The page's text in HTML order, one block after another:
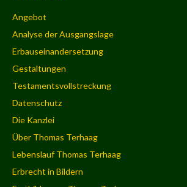
Angebot
Analyse der Ausgangslage
Erbauseinandersetzung
Gestaltungen
Testamentsvollstreckung
Datenschutz
Die Kanzlei
Über Thomas Terhaag
Lebenslauf Thomas Terhaag
Erbrecht in Bildern